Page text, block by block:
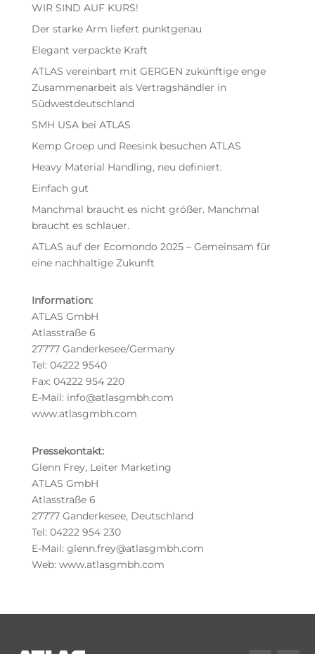
WIR SIND AUF KURS!
Der starke Arm liefert punktgenau
Elegant verpackte Kraft
ATLAS vereinbart mit GERGEN zukünftige enge
Zusammenarbeit als Vertragshändler in
Südwestdeutschland
SMH USA bei ATLAS
Kemp Groep und Reesink besuchen ATLAS
Heavy Material Handling, neu definiert.
Einfach gut
Manchmal braucht es nicht größer. Manchmal
braucht es schlauer.
ATLAS auf der Ecomondo 2025 – Gemeinsam für
eine nachhaltige Zukunft
Information:
ATLAS GmbH
Atlasstraße 6
27777 Ganderkesee/Germany
Tel: 04222 9540
Fax: 04222 954 220
E-Mail: info@atlasgmbh.com
www.atlasgmbh.com
Pressekontakt:
Glenn Frey, Leiter Marketing
ATLAS GmbH
Atlasstraße 6
27777 Ganderkesee, Deutschland
Tel: 04222 954 230
E-Mail: glenn.frey@atlasgmbh.com
Web: www.atlasgmbh.com